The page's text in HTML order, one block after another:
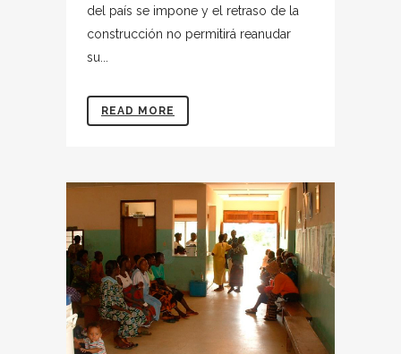
del país se impone y el retraso de la
construcción no permitirá reanudar
su...
READ MORE